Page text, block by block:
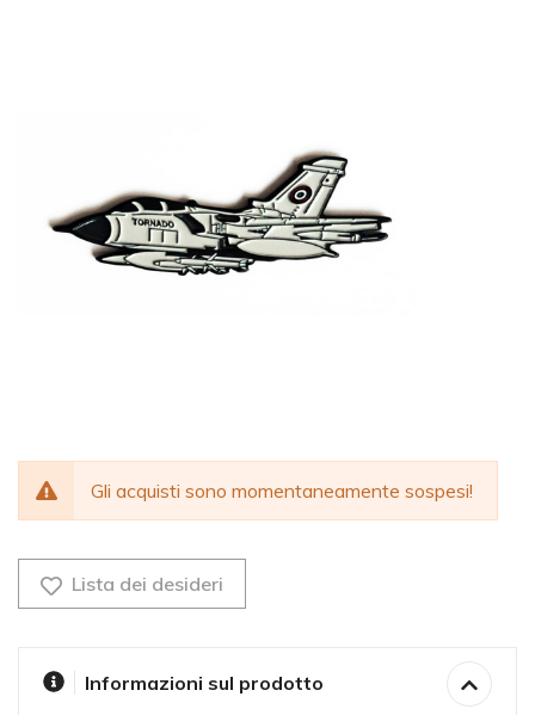
Gli acquisti sono momentaneamente sospesi!
Lista dei desideri
Informazioni sul prodotto